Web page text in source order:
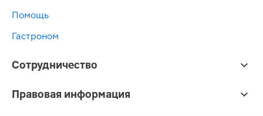
Помощь
Гастроном
Сотрудничество
Правовая информация